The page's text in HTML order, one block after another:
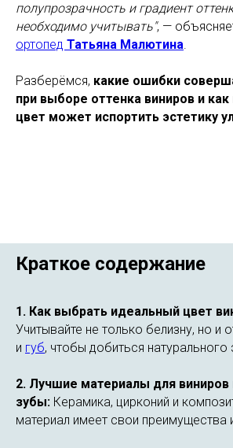
полупрозрачность и градиент
необходимо учитывать", —
ортопед Татьяна Малютина.
Разберёмся, какие ошибки
при выборе оттенка виниров и
цвет может испортить эстетику
Краткое содержание
1. Как выбрать идеальный цвет
Учитывайте не только белизну, но и
и губ, чтобы добиться
2. Лучшие материалы для виниров
зубы: Керамика, цирконий и
материал имеет свои преимущества